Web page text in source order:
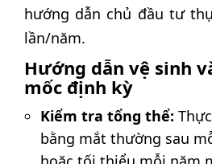
hướng dẫn chủ đầu tư
lần/năm.
Hướng dẫn vệ sinh
mốc định kỳ
Kiểm tra tổng thể:
bằng mắt thường sau